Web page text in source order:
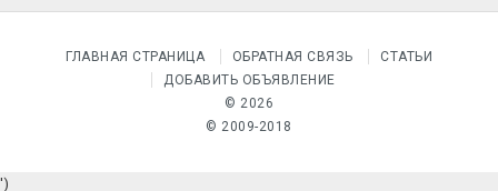
ГЛАВНАЯ СТРАНИЦА ОБРАТНАЯ СВЯЗЬ
СТАТЬИ
ДОБАВИТЬ ОБЪЯВЛЕНИЕ
© 2026
© 2009-2018
')